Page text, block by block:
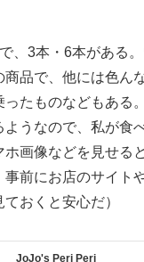
、3本・6本がある
品で、他には色ん
たものなどもある
ようなので、私が食
ホ画像などを見せる
事前にお店のサイト
おくと安心だ）
JoJo's Peri Peri